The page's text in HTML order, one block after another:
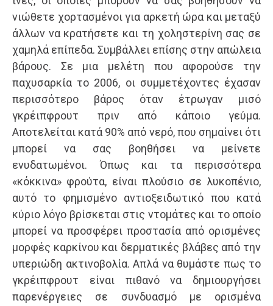
νιώθετε χορτασμένοι για αρκετή ώρα και μεταξύ
άλλων να κρατήσετε και τη χοληστερίνη σας σε
χαμηλά επίπεδα. Συμβάλλει επίσης στην απώλεια
βάρους. Σε μια μελέτη που αφορούσε την
παχυσαρκία το 2006, οι συμμετέχοντες έχασαν
περισσότερο βάρος όταν έτρωγαν μισό
γκρέιπφρουτ πριν από κάποιο γεύμα.
Αποτελείται κατά 90% από νερό, που σημαίνει ότι
μπορεί να σας βοηθήσει να μείνετε
ενυδατωμένοι. Όπως και τα περισσότερα
«κόκκινα» φρούτα, είναι πλούσιο σε λυκοπένιο,
αυτό το φημισμένο αντιοξειδωτικό που κατά
κύριο λόγο βρίσκεται στις ντομάτες και το οποίο
μπορεί να προσφέρει προστασία από ορισμένες
μορφές καρκίνου και δερματικές βλάβες από την
υπεριώδη ακτινοβολία. Απλά να θυμάστε πως το
γκρέιπφρουτ είναι πιθανό να δημιουργήσει
παρενέργειες σε συνδυασμό με ορισμένα